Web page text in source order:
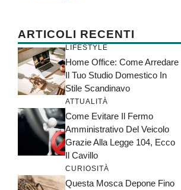
ARTICOLI RECENTI
LIFESTYLE
Home Office: Come Arredare
Il Tuo Studio Domestico In
Stile Scandinavo
ATTUALITÀ
Come Evitare Il Fermo
Amministrativo Del Veicolo
Grazie Alla Legge 104, Ecco
Il Cavillo
CURIOSITÀ
Questa Mosca Depone Fino